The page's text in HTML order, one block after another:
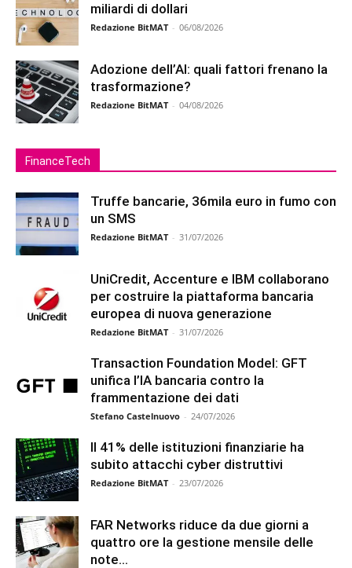
miliardi di dollari
Redazione BitMAT - 06/08/2026
Adozione dell’AI: quali fattori frenano la
trasformazione?
Redazione BitMAT - 04/08/2026
FinanceTech
Truffe bancarie, 36mila euro in fumo con
un SMS
Redazione BitMAT - 31/07/2026
UniCredit, Accenture e IBM collaborano
per costruire la piattaforma bancaria
europea di nuova generazione
Redazione BitMAT - 31/07/2026
Transaction Foundation Model: GFT
unifica l’IA bancaria contro la
frammentazione dei dati
Stefano Castelnuovo - 24/07/2026
Il 41% delle istituzioni finanziarie ha
subito attacchi cyber distruttivi
Redazione BitMAT - 23/07/2026
FAR Networks riduce da due giorni a
quattro ore la gestione mensile delle
note...